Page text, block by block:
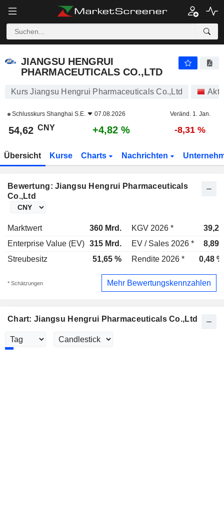
JIANGSU HENGRUI
PHARMACEUTICALS CO.,LTD
Kurs Jiangsu Hengrui Pharmaceuticals Co.,Ltd
Schlusskurs Shanghai S.E. 07.08.2026 Veränd. 1. Jan.
54,62 CNY +4,82 % -8,31 %
Übersicht Kurse Charts Nachrichten
Bewertung: Jiangsu Hengrui Pharmaceuticals
Co.,Ltd
Marktwert 360 Mrd. KGV 2026 *
39,2x
Enterprise Value (EV) 315 Mrd. EV / Sales 2026 *
8,89x
Streubesitz
51,65 % Rendite 2026 * 0,48 %
* Schätzungen Mehr Bewertungskennzahlen
Chart: Jiangsu Hengrui Pharmaceuticals Co.,Ltd